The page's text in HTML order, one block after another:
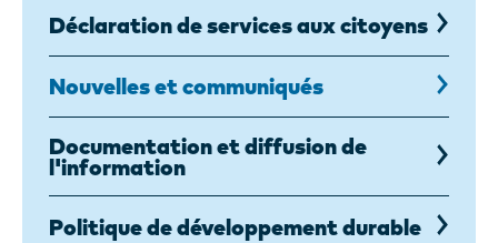
Déclaration de services aux citoyens
Nouvelles et communiqués
Documentation et diffusion de
l'information
Politique de développement durable